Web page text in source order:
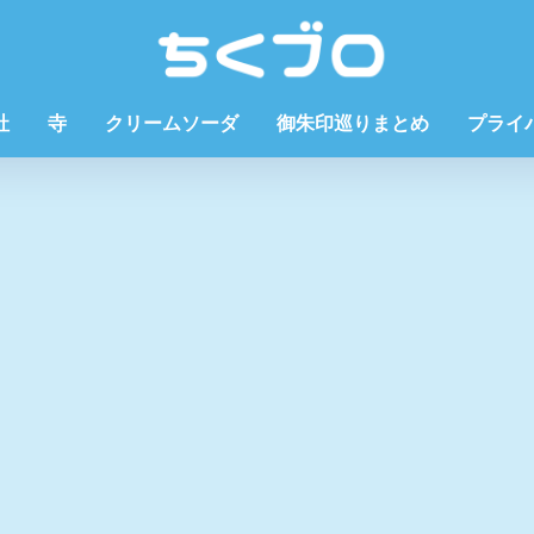
寺 クリームソーダ 御朱印巡りまとめ プライ